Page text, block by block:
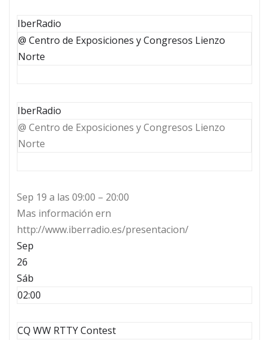
IberRadio
@ Centro de Exposiciones y Congresos Lienzo
Norte
IberRadio
@ Centro de Exposiciones y Congresos Lienzo
Norte
Sep 19 a las 09:00 – 20:00
Mas información ern
http://www.iberradio.es/presentacion/
Sep
26
Sáb
02:00
CQ WW RTTY Contest